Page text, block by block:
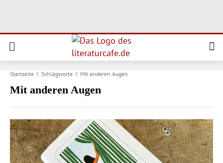
Startseite Schlagworte Mit anderen Augen
Mit anderen Augen